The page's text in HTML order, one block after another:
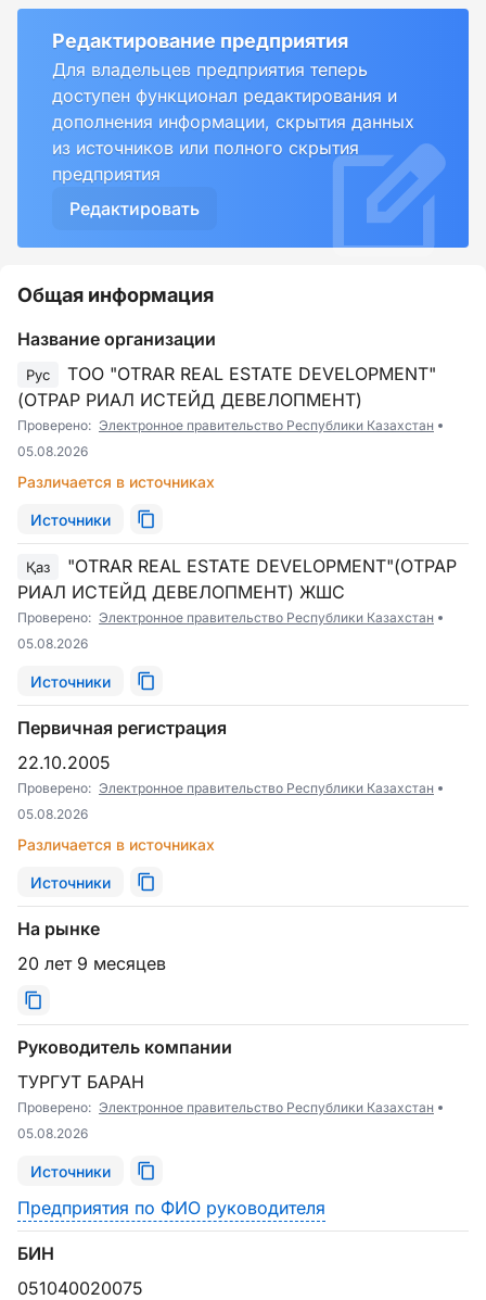
Редактирование предприятия
Для владельцев предприятия теперь
доступен функционал редактирования и
дополнения информации, скрытия данных
из источников или полного скрытия
предприятия
Редактировать
Общая информация
Название организации
Рус
ТОО "OTRAR REAL ESTATE DEVELOPMENT"
(ОТРАР РИАЛ ИСТЕЙД ДЕВЕЛОПМЕНТ)
Проверено: Электронное правительство Республики Казахстан
05.08.2026
Различается в источниках
Источники
Қаз
"OTRAR REAL ESTATE DEVELOPMENT"(ОТРАР
РИАЛ ИСТЕЙД ДЕВЕЛОПМЕНТ) ЖШС
Проверено: Электронное правительство Республики Казахстан
05.08.2026
Источники
Первичная регистрация
22.10.2005
Проверено: Электронное правительство Республики Казахстан
05.08.2026
Различается в источниках
Источники
На рынке
20 лет 9 месяцев
Руководитель компании
ТУРГУТ БАРАН
Проверено: Электронное правительство Республики Казахстан
05.08.2026
Источники
Предприятия по ФИО руководителя
БИН
051040020075